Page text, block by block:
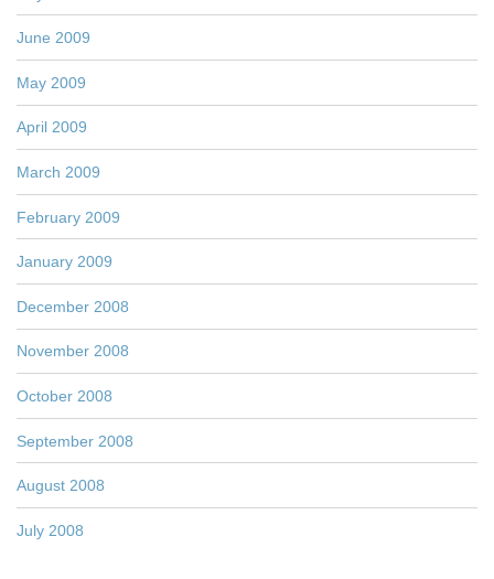
June 2009
May 2009
April 2009
March 2009
February 2009
January 2009
December 2008
November 2008
October 2008
September 2008
August 2008
July 2008